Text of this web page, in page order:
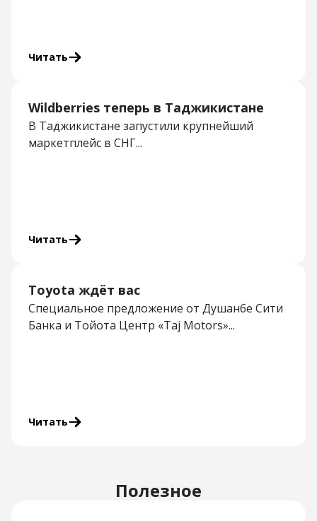
Читать
Wildberries теперь в Таджикистане
В Таджикистане запустили крупнейший
маркетплейс в СНГ...
Читать
Toyota ждёт вас
Специальное предложение от Душанбе Сити
Банка и Тойота Центр «Taj Motors»...
Читать
Полезное